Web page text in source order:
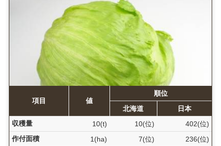
項目 値
順位
北海道
日本
収穫量
10(t) 10(位)
402(位)
作付面積
1(ha) 7(位)
236(位)